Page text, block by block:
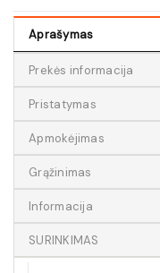
Aprašymas
Prekės informacija
Pristatymas
Apmokėjimas
Grąžinimas
Informacija
SURINKIMAS